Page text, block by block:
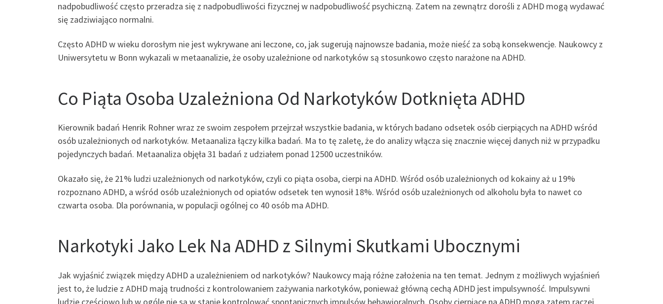
nadpobudliwość często przeradza się z nadpobudliwości fizycznej w nadpobudliwość psychiczną. Zatem na zewnątrz dorośli z ADHD mogą wydawać
się zadziwiająco normalni.
Często ADHD w wieku dorosłym nie jest wykrywane ani leczone, co, jak sugerują najnowsze badania, może nieść za sobą konsekwencje. Naukowcy z
Uniwersytetu w Bonn wykazali w metaanalizie, że osoby uzależnione od narkotyków są stosunkowo często narażone na ADHD.
Co Piąta Osoba Uzależniona Od Narkotyków Dotknięta ADHD
Kierownik badań Henrik Rohner wraz ze swoim zespołem przejrzał wszystkie badania, w których badano odsetek osób cierpiących na ADHD wśród
osób uzależnionych od narkotyków. Metaanaliza łączy kilka badań. Ma to tę zaletę, że do analizy włącza się znacznie więcej danych niż w przypadku
pojedynczych badań. Metaanaliza objęła 31 badań z udziałem ponad 12500 uczestników.
Okazało się, że 21% ludzi uzależnionych od narkotyków, czyli co piąta osoba, cierpi na ADHD. Wśród osób uzależnionych od kokainy aż u 19%
rozpoznano ADHD, a wśród osób uzależnionych od opiatów odsetek ten wynosił 18%. Wśród osób uzależnionych od alkoholu była to nawet co
czwarta osoba. Dla porównania, w populacji ogólnej co 40 osób ma ADHD.
Narkotyki Jako Lek Na ADHD z Silnymi Skutkami Ubocznymi
Jak wyjaśnić związek między ADHD a uzależnieniem od narkotyków? Naukowcy mają różne założenia na ten temat. Jednym z możliwych wyjaśnień
jest to, że ludzie z ADHD mają trudności z kontrolowaniem zażywania narkotyków, ponieważ główną cechą ADHD jest impulsywność. Impulsywni
ludzie częściowo lub w ogóle nie są w stanie kontrolować spontanicznych impulsów behawioralnych. Osoby cierpiące na ADHD mogą zatem raczej